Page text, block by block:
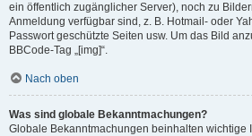
ein öffentlich zugänglicher Server), noch zu
Anmeldung verfügbar sind, z. B. Hotmail- oder
Passwort geschützte Seiten usw. Um das Bild
BBCode-Tag „[img]“.
Nach oben
Was sind globale Bekanntmachungen?
Globale Bekanntmachungen beinhalten wichtige